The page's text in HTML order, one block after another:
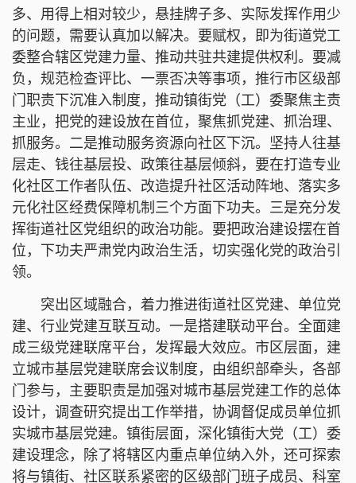
多、用得上相对较少，悬挂牌子多、实际发挥作用少
的问题，需要认真加以解决。要赋权，即为街道党工
委整合辖区党建力量、推动共驻共建提供权利。要减
负，规范检查评比、一票否决等事项，推行市区级部
门职责下沉准入制度，推动镇街党（工）委聚焦主责
主业，把党的建设放在首位，聚焦抓党建、抓治理、
抓服务。二是推动服务资源向社区下沉。坚持人往基
层走、钱往基层投、政策往基层倾斜，要在打造专业
化社区工作者队伍、改造提升社区活动阵地、落实多
元化社区经费保障机制三个方面下功夫。三是充分发
挥街道社区党组织的政治功能。要把政治建设摆在首
位，下功夫严肃党内政治生活，切实强化党的政治引
领。
突出区域融合，着力推进街道社区党建、单位党
建、行业党建互联互动。一是搭建联动平台。全面建
成三级党建联席平台，发挥最大效应。市区层面，建
立城市基层党建联席会议制度，由组织部牵头，各部
门参与，主要职责是加强对城市基层党建工作的总体
设计，调查研究提出工作举措，协调督促成员单位抓
实城市基层党建。镇街层面，深化镇街大党（工）委
建设理念，除了将辖区内重点单位纳入外，还可探索
将与镇街、社区联系紧密的区级部门班子成员、科室